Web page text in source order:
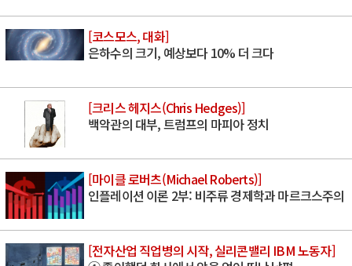
[코스모스, 대화]
은하수의 크기, 예상보다 10% 더 크다
[크리스 헤지스(Chris Hedges)]
백악관의 대부, 트럼프의 마피아 정치
[마이클 로버츠(Michael Roberts)]
인플레이션 이론 2부: 비주류 경제학과 마르크스주의
[전자산업 직업병의 시작, 실리콘밸리 IBM 노동자]